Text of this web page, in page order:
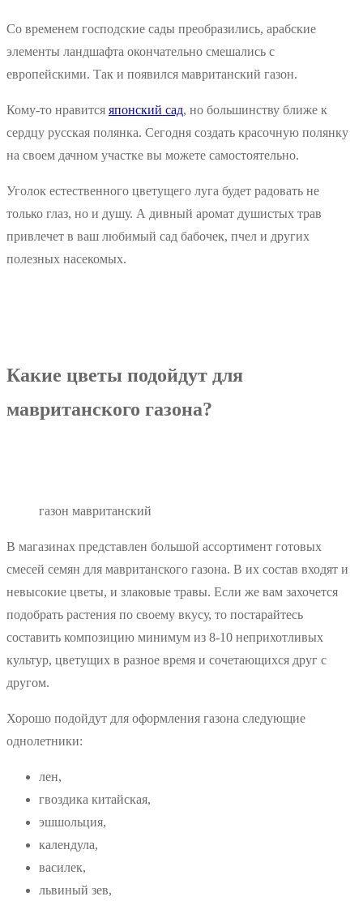
Со временем господские сады преобразились, арабские
элементы ландшафта окончательно смешались с
европейскими. Так и появился мавританский газон.
Кому-то нравится японский сад, но большинству ближе к
сердцу русская полянка. Сегодня создать красочную полянку
на своем дачном участке вы можете самостоятельно.
Уголок естественного цветущего луга будет радовать не
только глаз, но и душу. А дивный аромат душистых трав
привлечет в ваш любимый сад бабочек, пчел и других
полезных насекомых.
Какие цветы подойдут для
мавританского газона?
газон мавританский
В магазинах представлен большой ассортимент готовых
смесей семян для мавританского газона. В их состав входят и
невысокие цветы, и злаковые травы. Если же вам захочется
подобрать растения по своему вкусу, то постарайтесь
составить композицию минимум из 8-10 неприхотливых
культур, цветущих в разное время и сочетающихся друг с
другом.
Хорошо подойдут для оформления газона следующие
однолетники:
лен,
гвоздика китайская,
эшшольция,
календула,
василек,
львиный зев,